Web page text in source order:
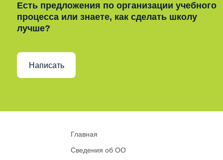
Есть предложения по организации учебного
процесса или знаете, как сделать школу
лучше?
Написать
Главная
Сведения об ОО